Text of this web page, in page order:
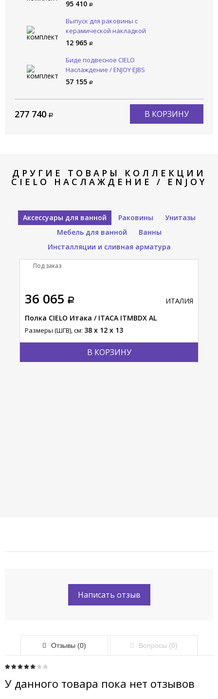
95 410
Выпуск для раковины с
керамической накладкой
CIELO Сива / SIWA PIL01 BR
12 965
Биде подвесное CIELO
Наслаждение / ENJOY EJBS
BR
57 155
277 740 В КОРЗИНУ
ДРУГИЕ ТОВАРЫ КОЛЛЕКЦИИ
CIELO НАСЛАЖДЕНИЕ / ENJOY
Аксессуары для ванной Раковины
Унитазы
Мебель для ванной
Ванны
Инсталляции и сливная арматура
36 065
В КОРЗИНУ
ИТАЛИЯ
Полка CIELO Итака / ITACA ITMBDX AL
Размеры (ШГВ), см: 38 x 12 x 13
Под заказ
Написать отзыв
Отзывы (0) Вопросы (0)
У данного товара пока нет отзывов